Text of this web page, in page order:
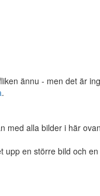
ännu - men det är
.
med alla bilder i här
upp en större bild och